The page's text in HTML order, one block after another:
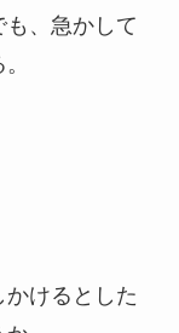
、急かして
けるとした